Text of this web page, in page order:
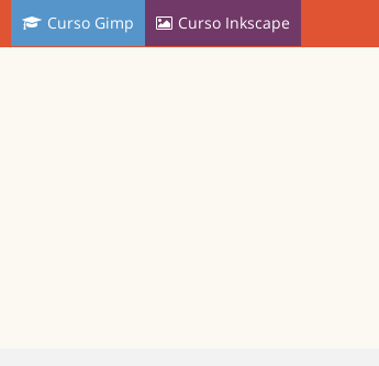
Curso Gimp Curso Inkscape